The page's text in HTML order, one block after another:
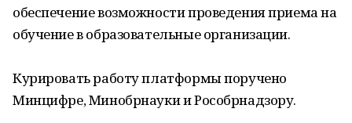
обеспечение возможности проведения приема на
обучение в образовательные организации.
Курировать работу платформы поручено
Минцифре, Минобрнауки и Рособрнадзору.